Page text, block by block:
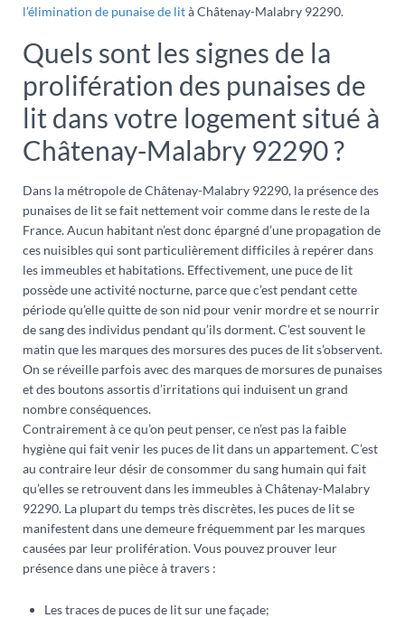
l’élimination de punaise de lità Châtenay-Malabry 92290.
Quels sont les signes de la
prolifération des punaises de
lit dans votre logement situé à
Châtenay-Malabry 92290 ?
Dans la métropole de Châtenay-Malabry 92290, la présence des
punaises de lit se fait nettement voir comme dans le reste de la
France. Aucun habitant n’est donc épargné d’une propagation de
ces nuisibles qui sont particulièrement difficiles à repérer dans
les immeubles et habitations. Effectivement, une puce de lit
possède une activité nocturne, parce que c’est pendant cette
période qu’elle quitte de son nid pour venir mordre et se nourrir
de sang des individus pendant qu’ils dorment. C’est souvent le
matin que les marques des morsures des puces de lit s’observent.
On se réveille parfois avec des marques de morsures de punaises
et des boutons assortis d’irritations qui induisent un grand
nombre conséquences.
Contrairement à ce qu’on peut penser, ce n’est pas la faible
hygiène qui fait venir les puces de lit dans un appartement. C’est
au contraire leur désir de consommer du sang humain qui fait
qu’elles se retrouvent dans les immeubles à Châtenay-Malabry
92290. La plupart du temps très discrètes, les puces de lit se
manifestent dans une demeure fréquemment par les marques
causées par leur prolifération. Vous pouvez prouver leur
présence dans une pièce à travers :
Les traces de puces de lit sur une façade;